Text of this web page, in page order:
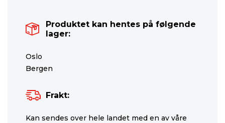
Produktet kan hentes på følgende
lager:
Oslo
Bergen
Frakt:
Kan sendes over hele landet med en av våre